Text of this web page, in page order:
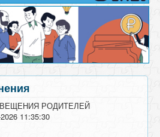
РОДИТЕЛЕЙ
11:35:30